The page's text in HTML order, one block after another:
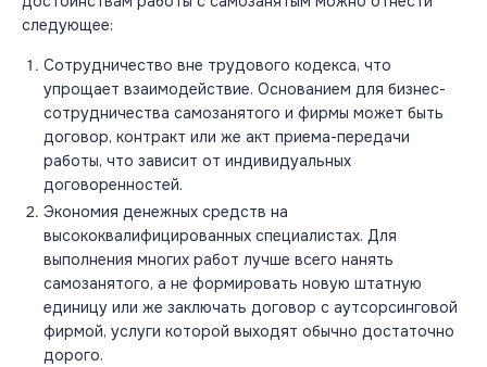
следующее:
Сотрудничество вне трудового кодекса, что
упрощает взаимодействие. Основанием для бизнес-
сотрудничества самозанятого и фирмы может быть
договор, контракт или же акт приема-передачи
работы, что зависит от индивидуальных
договоренностей.
Экономия денежных средств на
высококвалифицированных специалистах. Для
выполнения многих работ лучше всего нанять
самозанятого, а не формировать новую штатную
единицу или же заключать договор с аутсорсинговой
фирмой, услуги которой выходят обычно достаточно
дорого.